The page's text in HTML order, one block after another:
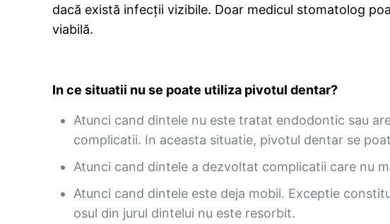
dacă există infecții vizibile. Doar medicul stomatolog
viabilă.
In ce situatii nu se poate utiliza pivotul dentar?
Atunci cand dintele nu este tratat endodontic sau
complicatii. In aceasta situatie, pivotul dentar se
Atunci cand dintele a dezvoltat complicatii care nu
Atunci cand dintele este deja mobil. Exceptie
osul din jurul dintelui nu este resorbit.